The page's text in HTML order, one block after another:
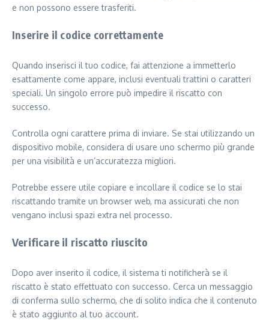
e non possono essere trasferiti.
Inserire il codice correttamente
Quando inserisci il tuo codice, fai attenzione a immetterlo
esattamente come appare, inclusi eventuali trattini o caratteri
speciali. Un singolo errore può impedire il riscatto con
successo.
Controlla ogni carattere prima di inviare. Se stai utilizzando un
dispositivo mobile, considera di usare uno schermo più grande
per una visibilità e un’accuratezza migliori.
Potrebbe essere utile copiare e incollare il codice se lo stai
riscattando tramite un browser web, ma assicurati che non
vengano inclusi spazi extra nel processo.
Verificare il riscatto riuscito
Dopo aver inserito il codice, il sistema ti notificherà se il
riscatto è stato effettuato con successo. Cerca un messaggio
di conferma sullo schermo, che di solito indica che il contenuto
è stato aggiunto al tuo account.